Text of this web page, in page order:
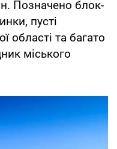
Позначено блок-
пусті
області та багато
міського